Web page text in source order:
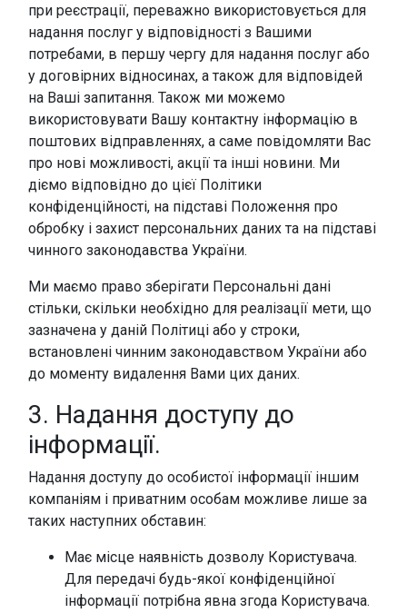
при реєстрації, переважно використовується для
надання послуг у відповідності з Вашими
потребами, в першу чергу для надання послуг або
у договірних відносинах, а також для відповідей
на Ваші запитання. Також ми можемо
використовувати Вашу контактну інформацію в
поштових відправленнях, а саме повідомляти Вас
про нові можливості, акції та інші новини. Ми
діємо відповідно до цієї Політики
конфіденційності, на підставі Положення про
обробку і захист персональних даних та на підставі
чинного законодавства України.
Ми маємо право зберігати Персональні дані
стільки, скільки необхідно для реалізації мети, що
зазначена у даній Політиці або у строки,
встановлені чинним законодавством України або
до моменту видалення Вами цих даних.
3. Надання доступу до
інформації.
Надання доступу до особистої інформації іншим
компаніям і приватним особам можливе лише за
таких наступних обставин:
Має місце наявність дозволу Користувача.
Для передачі будь-якої конфіденційної
інформації потрібна явна згода Користувача.